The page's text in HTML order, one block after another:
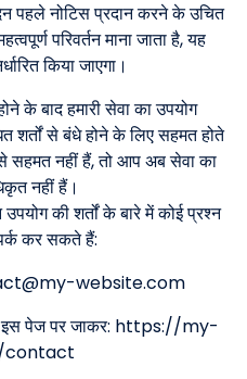
पहले नोटिस प्रदान करने के उचित
परिवर्तन माना जाता है, यह
किया जाएगा।
के बाद हमारी सेवा का उपयोग
शर्तों से बंधे होने के लिए सहमत होते
सहमत नहीं हैं, तो आप अब सेवा का
नहीं हैं।
की शर्तों के बारे में कोई प्रश्न
कर सकते हैं:
website.com
इस पेज पर जाकर: https://my-
contact